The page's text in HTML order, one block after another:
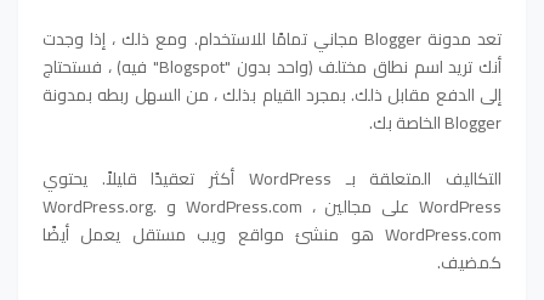
تعد مدونة Blogger مجاني تمامًا للاستخدام. ومع ذلك ، إذا وجدت
أنك تريد اسم نطاق مختلف (واحد بدون "Blogspot" فيه) ، فستحتاج
إلى الدفع مقابل ذلك. بمجرد القيام بذلك ، من السهل ربطه بمدونة
Blogger الخاصة بك.
التكاليف المتعلقة بـ WordPress أكثر تعقيدًا قليلاً. يحتوي
WordPress على مجالين ، WordPress.com و WordPress.org.
WordPress.com هو منشئ مواقع ويب مستقل يعمل أيضًا
كمضيف.